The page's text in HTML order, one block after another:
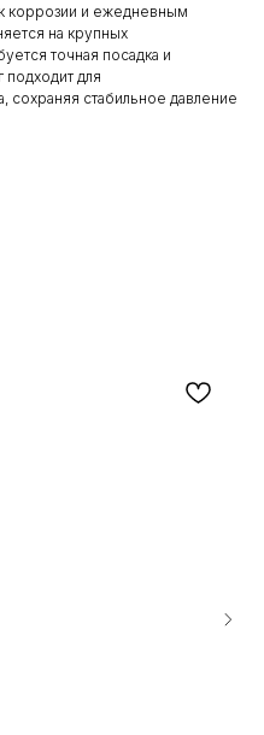
коррозии и ежедневным
на крупных
точная посадка и
подходит для
сохраняя стабильное давление